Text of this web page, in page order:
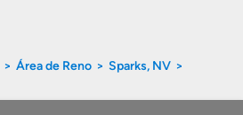
Área de Reno
Sparks, NV